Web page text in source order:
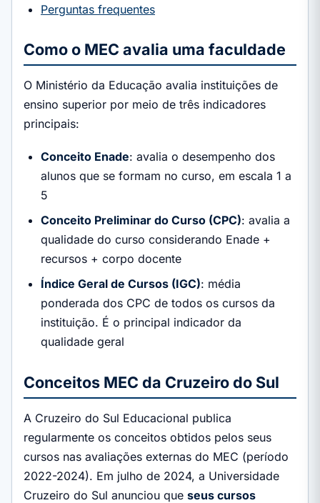
Perguntas frequentes
Como o MEC avalia uma faculdade
O Ministério da Educação avalia instituições de
ensino superior por meio de três indicadores
principais:
Conceito Enade: avalia o desempenho dos
alunos que se formam no curso, em escala 1 a
5
Conceito Preliminar do Curso (CPC): avalia a
qualidade do curso considerando Enade +
recursos + corpo docente
Índice Geral de Cursos (IGC): média
ponderada dos CPC de todos os cursos da
instituição. É o principal indicador da
qualidade geral
Conceitos MEC da Cruzeiro do Sul
A Cruzeiro do Sul Educacional publica
regularmente os conceitos obtidos pelos seus
cursos nas avaliações externas do MEC (período
2022-2024). Em julho de 2024, a Universidade
Cruzeiro do Sul anunciou que seus cursos